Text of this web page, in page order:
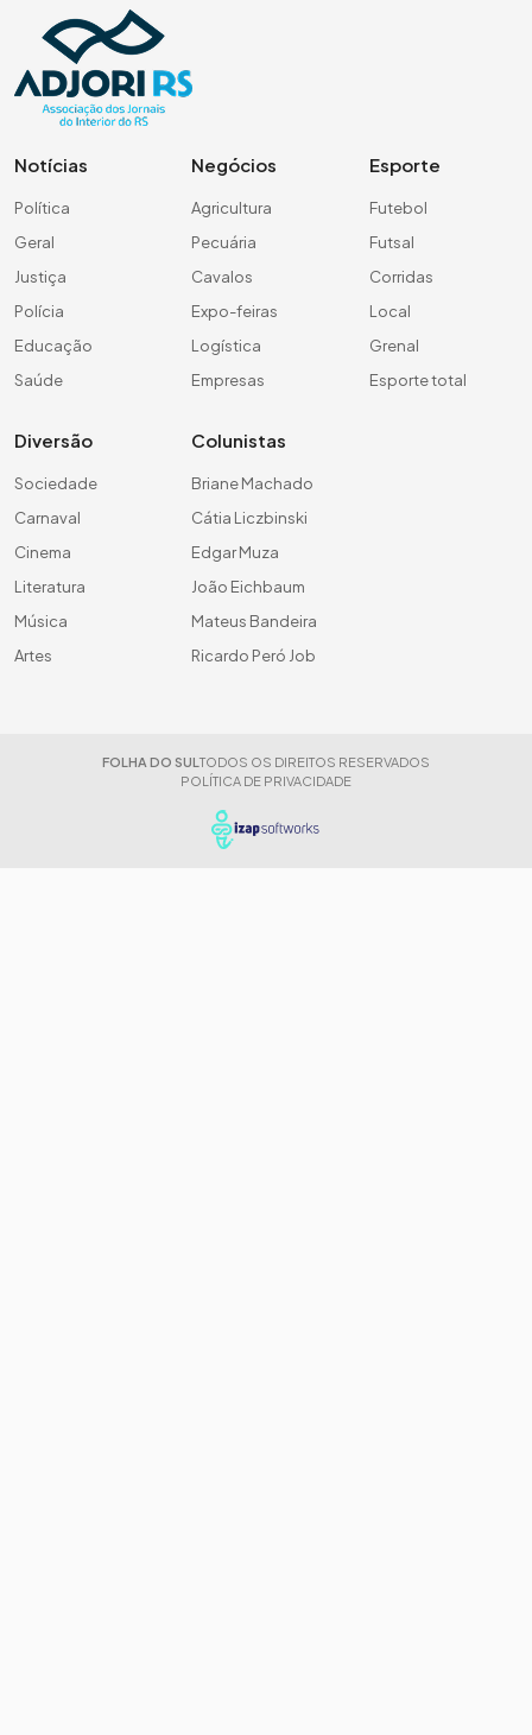
Notícias
Política
Geral
Justiça
Polícia
Educação
Saúde
Negócios
Agricultura
Pecuária
Cavalos
Expo-feiras
Logística
Empresas
Esporte
Futebol
Futsal
Corridas
Local
Grenal
Esporte total
Diversão
Sociedade
Carnaval
Cinema
Literatura
Música
Artes
Colunistas
Briane Machado
Cátia Liczbinski
Edgar Muza
João Eichbaum
Mateus Bandeira
Ricardo Peró Job
FOLHA DO SUL TODOS OS DIREITOS RESERVADOS
POLÍTICA DE PRIVACIDADE